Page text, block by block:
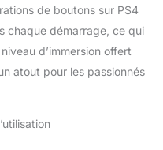
: intègre le
de libération
de Thrustmaster,
de
facilement entre
améliorant
de boutons sur PS4
chaque démarrage, ce qui
d’immersion offert
atout pour les passionnés